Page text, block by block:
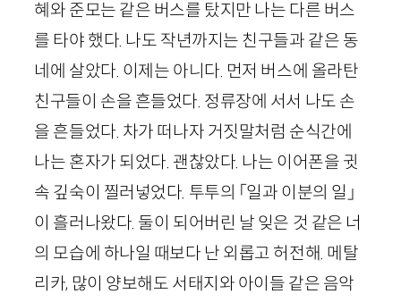
혜와 준모는 같은 버스를 탔지만 나는 다른 버스
를 타야 했다. 나도 작년까지는 친구들과 같은 동
네에 살았다. 이제는 아니다. 먼저 버스에 올라탄
친구들이 손을 흔들었다. 정류장에 서서 나도 손
을 흔들었다. 차가 떠나자 거짓말처럼 순식간에
나는 혼자가 되었다. 괜찮았다. 나는 이어폰을 귓
속 깊숙이 찔러넣었다. 투투의 「일과 이분의 일」
이 흘러나왔다. 둘이 되어버린 날 잊은 것 같은 너
의 모습에 하나일 때보다 난 외롭고 허전해. 메탈
리카, 많이 양보해도 서태지와 아이들 같은 음악